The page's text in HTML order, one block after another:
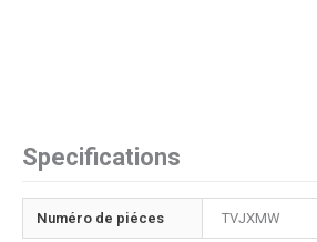
Specifications
Numéro de piéces TVJXMW